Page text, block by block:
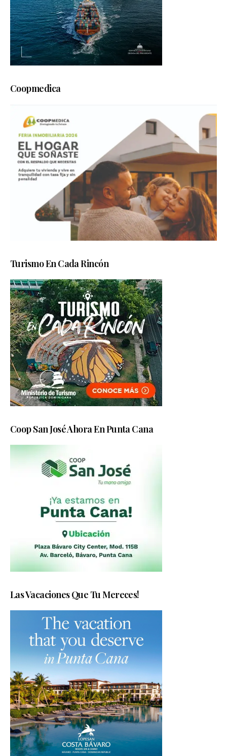
Coopmedica
Turismo En Cada Rincón
Coop San José Ahora En Punta Cana
Las Vacaciones Que Tu Mereces!